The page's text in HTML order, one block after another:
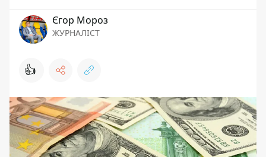
Єгор Мороз
ЖУРНАЛІСТ
👍